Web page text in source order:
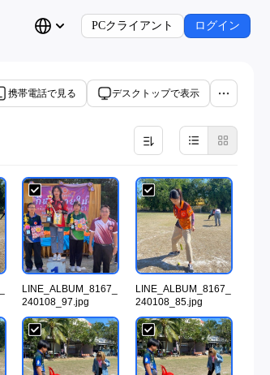
PCクライアント ログイン
携帯電話で見る デスクトップで表示
LINE_ALBUM_8167_
240108_97.jpg
LINE_ALBUM_8167_
240108_85.jpg